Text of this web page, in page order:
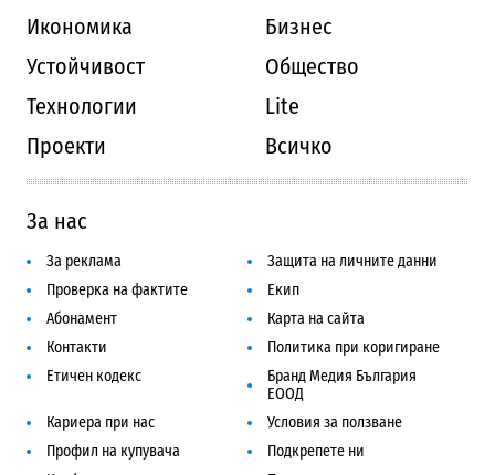
Икономика
Бизнес
Устойчивост
Общество
Технологии
Lite
Проекти
Всичко
За нас
За реклама
Защита на личните данни
Проверка на фактите
Екип
Абонамент
Карта на сайта
Контакти
Политика при коригиране
Етичен кодекс
Бранд Медия България
ЕООД
Кариера при нас
Условия за ползване
Профил на купувача
Подкрепете ни